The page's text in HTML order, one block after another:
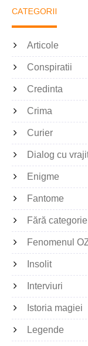
CATEGORII
Articole
Conspiratii
Credinta
Crima
Curier
Dialog cu
Enigme
Fantome
Fără categorie
Fenomenul
Insolit
Interviuri
Istoria magiei
Legende